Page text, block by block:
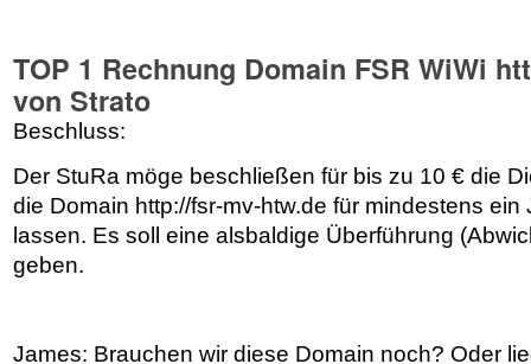
TOP 1 Rechnung Domain FSR WiWi
von Strato
Beschluss:
Der StuRa möge beschließen für bis zu 10 € die
die Domain http://fsr-mv-htw.de für mindestens
lassen. Es soll eine alsbaldige Überführung
geben.
James: Brauchen wir diese Domain noch? Oder